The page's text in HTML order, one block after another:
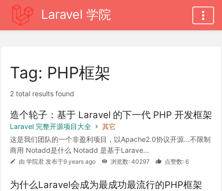
Laravel 学院
Tag: PHP框架
2 total results found
造个轮子：基于 Laravel 的下一代 PHP 开发框架
Laravel 完整开源项目大全
其它
这是我们团队的一个非盈利项目，以Apache2.0协议开源...不限制
商用 Notadd是什么 Notadd 是基于Larave...
由 学院君 发布于9 years ago 浏览数: 40297 点赞数: 6
为什么Laravel会成为最成功最流行的PHP框架